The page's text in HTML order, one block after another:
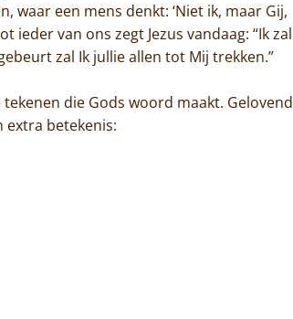
waar een mens denkt: ‘Niet ik, maar Gij,
van ons zegt Jezus vandaag: “Ik zal
zal Ik jullie allen tot Mij trekken.”
die Gods woord maakt. Gelovend
extra betekenis: